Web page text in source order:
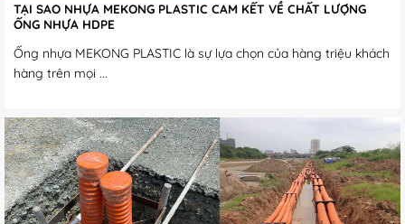
TẠI SAO NHỰA MEKONG PLASTIC CAM KẾT VỀ CHẤT LƯỢNG
ỐNG NHỰA HDPE
Ống nhựa MEKONG PLASTIC là sự lựa chọn của hàng triệu khách
hàng trên mọi ...